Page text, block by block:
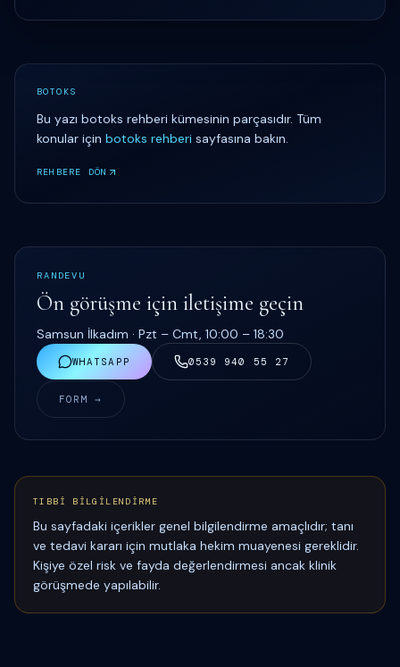
BOTOKS
Bu yazı botoks rehberi kümesinin parçasıdır. Tüm
konular için botoks rehberi sayfasına bakın.
REHBERE DÖN
RANDEVU
Ön görüşme için iletişime geçin
Samsun İlkadım · Pzt – Cmt, 10:00 – 18:30
WHATSAPP 0539 940 55 27
FORM →
TIBBİ BİLGİLENDİRME
Bu sayfadaki içerikler genel bilgilendirme amaçlıdır; tanı
ve tedavi kararı için mutlaka hekim muayenesi gereklidir.
Kişiye özel risk ve fayda değerlendirmesi ancak klinik
görüşmede yapılabilir.